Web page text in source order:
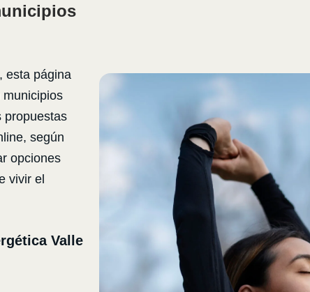
, esta página
propuestas
según
opciones
vivir el
Valle